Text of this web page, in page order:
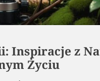
Inspiracje z
Życiu